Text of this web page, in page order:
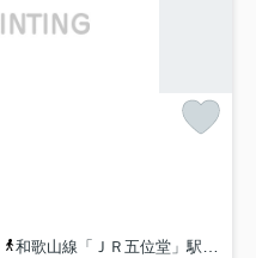
和歌山線「ＪＲ五位堂」駅 徒歩16分